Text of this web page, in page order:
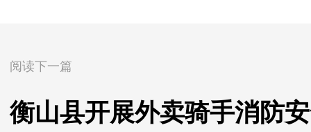
阅读下一篇
衡山县开展外卖骑手消防